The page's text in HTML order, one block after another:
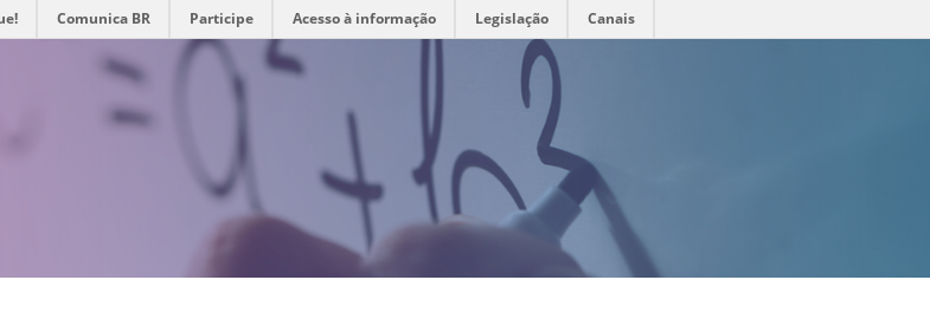
Comunica BR Participe Acesso à informação Legislação Canais